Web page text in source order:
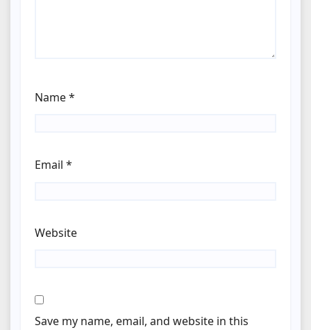
Name*
Email *
Website
Save my name, email, and website in this